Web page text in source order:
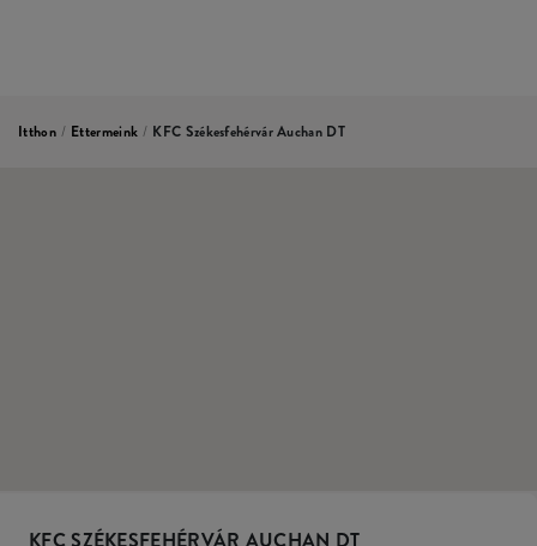
Itthon / Ettermeink / KFC Székesfehérvár Auchan DT